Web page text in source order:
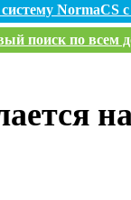
систему
поиск по всем